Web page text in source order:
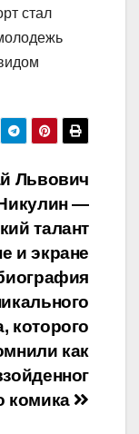
стал
Львович
—
талант
и экране
которого
как
комика